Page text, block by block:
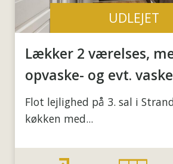
UDLEJET
Lækker 2 værelses,
opvaske- og evt.
Flot lejlighed på 3. sal i
køkken med...